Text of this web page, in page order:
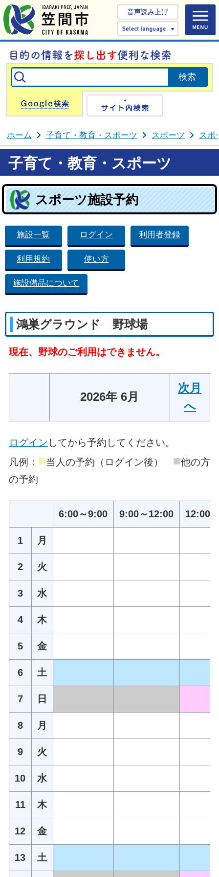
音声読み上げ
Select
Google検索
ホーム 子育て・教育・スポーツ スポーツ スポ
子育て・教育・スポーツ
スポーツ施設予約
施設一覧 ログイン 利用者登録
利用規約 使い方
施設備品について
鴻巣グラウンド 野球場
現在、野球のご利用はできません。
2026年 6月
次月
へ
ログイン してから予約してください。
凡例： ■当人の予約（ログイン後） ■他の方
の予約
6:00～9:00 9:00～12:00 12:00
1 月
2 火
3 水
4 木
5 金
6 土
7 日
8 月
9 火
10 水
11 木
12 金
13 土